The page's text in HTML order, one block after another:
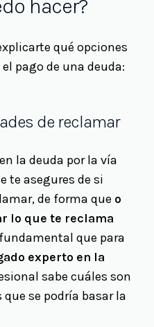
hacer?
qué opciones
pago de una deuda:
de reclamar
la deuda por la vía
te asegures de si
de forma que o
lo que te reclama
que para
experto en la
sabe cuáles son
se podría basar la